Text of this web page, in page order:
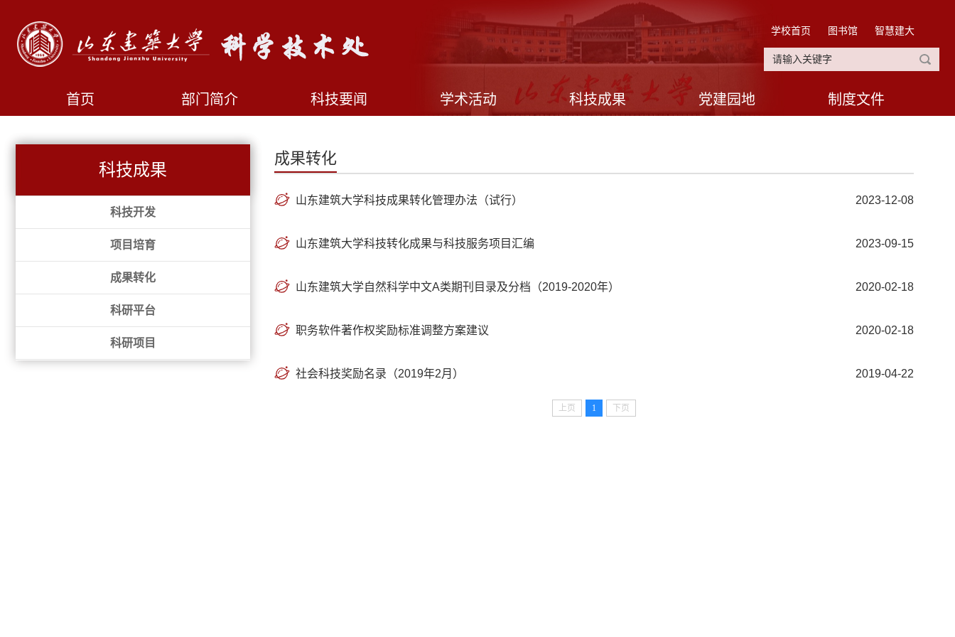
学校首页 图书馆 智慧建大
首页 部门简介 科技要闻 学术活动 科技成果 党建园地 制度文件
科技成果
科技开发
项目培育
成果转化
科研平台
科研项目
成果转化
山东建筑大学科技成果转化管理办法（试行） 2023-12-08
山东建筑大学科技转化成果与科技服务项目汇编 2023-09-15
山东建筑大学自然科学中文A类期刊目录及分档（2019-2020年） 2020-02-18
职务软件著作权奖励标准调整方案建议 2020-02-18
社会科技奖励名录（2019年2月） 2019-04-22
上页 1 下页